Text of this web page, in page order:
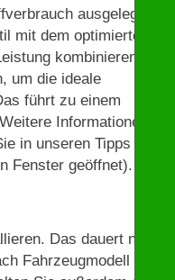
ausgelegt.
mit dem optimierten
kombinieren,
um die ideale
führt zu einem
Informationen
in unseren Tipps zu
Fenster geöffnet).
Das dauert nur
Fahrzeugmodell